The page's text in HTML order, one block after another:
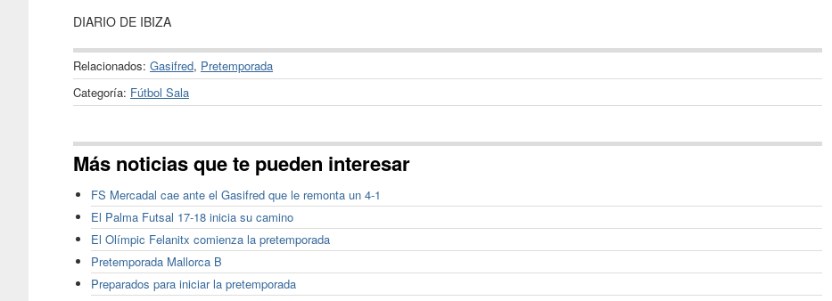
DIARIO DE IBIZA
Relacionados: Gasifred, Pretemporada
Categoría: Fútbol Sala
Más noticias que te pueden interesar
FS Mercadal cae ante el Gasifred que le remonta un 4-1
El Palma Futsal 17-18 inicia su camino
El Olímpic Felanitx comienza la pretemporada
Pretemporada Mallorca B
Preparados para iniciar la pretemporada